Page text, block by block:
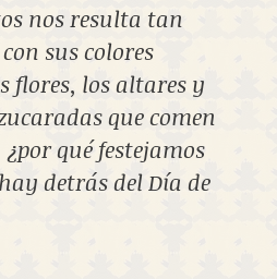
nos resulta tan
sus colores
flores, los altares y
que comen
qué festejamos
detrás del Día de